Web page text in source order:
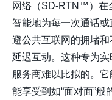
网络（SD-RTN™）在
智能地为每一次通话
避公共互联网的拥堵
延迟互动。这种专为
服务商难以比拟的。
能享受到如“面对面”